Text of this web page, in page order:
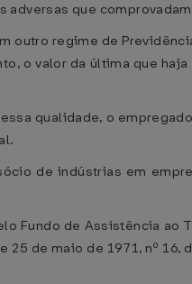
adversas que
outro regime de
o valor da última que
qualidade, o
de indústrias em
de Assistência ao
de maio de 1971, nº 16,